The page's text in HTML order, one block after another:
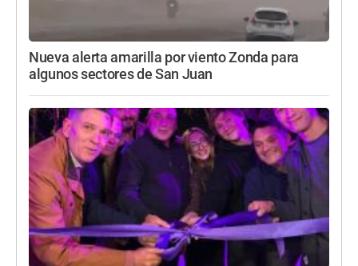
Nueva alerta amarilla por viento Zonda para
algunos sectores de San Juan